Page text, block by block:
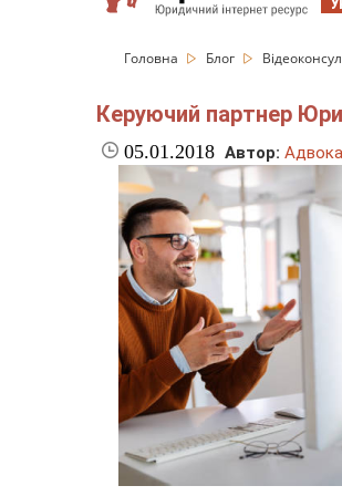
Головна Блог
Керуючий партнер
05.01.2018 Автор: